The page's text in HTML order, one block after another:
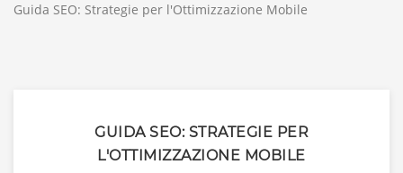
Guida SEO: Strategie per l'Ottimizzazione Mobile
GUIDA SEO: STRATEGIE PER
L'OTTIMIZZAZIONE MOBILE